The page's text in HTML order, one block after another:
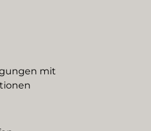
mit